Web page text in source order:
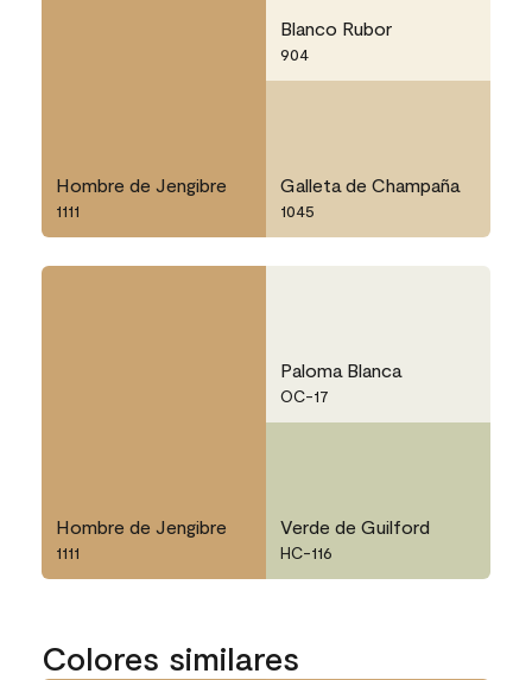
Hombre de Jengibre
1111
Blanco Rubor
904
Galleta de Champaña
1045
Hombre de Jengibre
1111
Paloma Blanca
OC-17
Verde de Guilford
HC-116
Colores similares